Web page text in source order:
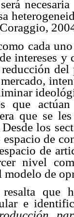
cada
intereses y
que
que se
los
de
de
nivel
modelo de
resalta
e